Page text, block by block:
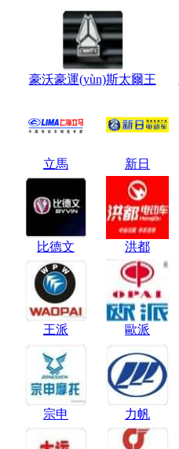
豪沃豪運(yùn)斯太爾王
立馬 新日
比德文 洪都
王派 歐派
宗申 力帆